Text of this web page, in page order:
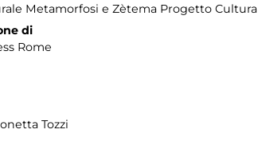
Metamorfosi e Zètema Progetto Cultura
di
Rome
Tozzi